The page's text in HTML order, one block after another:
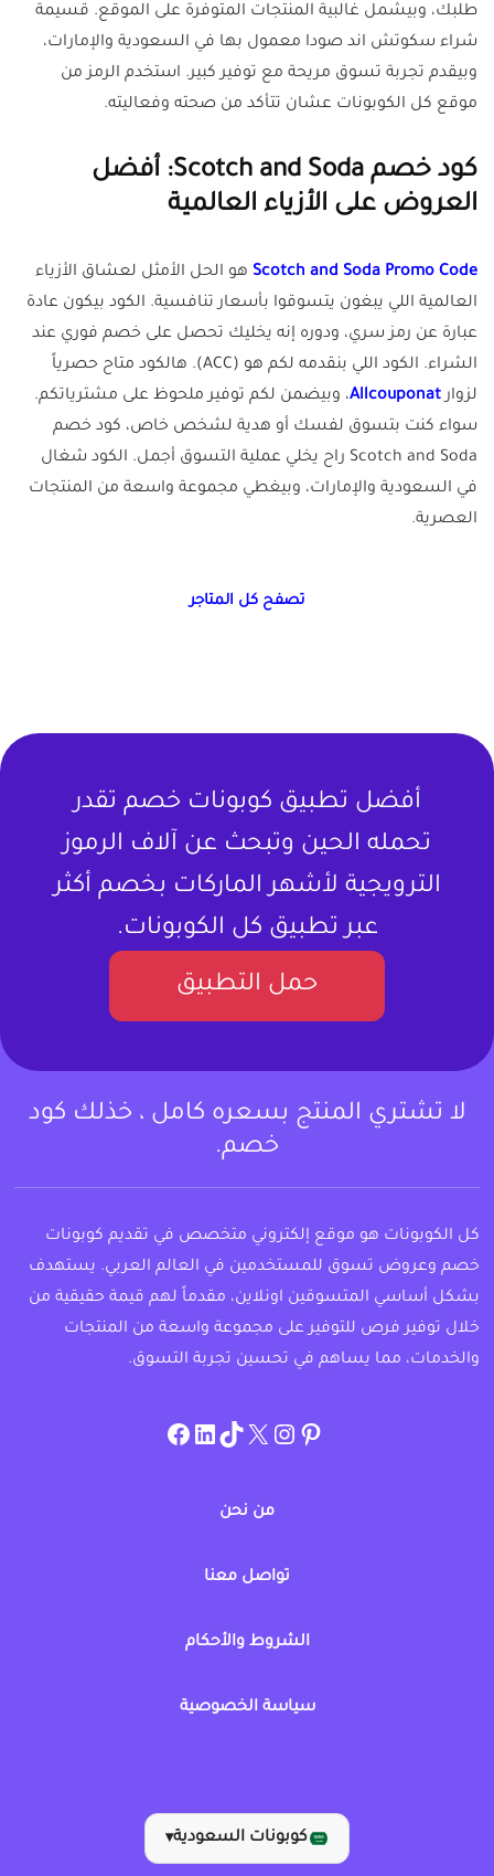
طلبك، وبيشمل غالبية المنتجات المتوفرة على الموقع. قسيمة
شراء سكوتش اند صودا معمول بها في السعودية والإمارات،
وبيقدم تجربة تسوق مريحة مع توفير كبير. استخدم الرمز من
موقع كل الكوبونات عشان تتأكد من صحته وفعاليته.
كود خصم Scotch and Soda: أفضل
العروض على الأزياء العالمية
Scotch and Soda Promo Code هو الحل الأمثل لعشاق الأزياء
العالمية اللي يبغون يتسوقوا بأسعار تنافسية. الكود بيكون عادة
عبارة عن رمز سري، ودوره إنه يخليك تحصل على خصم فوري عند
الشراء. الكود اللي بنقدمه لكم هو (ACC). هالكود متاح حصرياً
لزوارAllcouponat، وبيضمن لكم توفير ملحوظ على مشترياتكم.
سواء كنت بتسوق لفسك أو هدية لشخص خاص، كود خصم
Scotch and Soda راح يخلي عملية التسوق أجمل. الكود شغال
في السعودية والإمارات، وبيغطي مجموعة واسعة من المنتجات
العصرية.
تصفح كل المتاجر
أفضل تطبيق كوبونات خصم تقدر
تحمله الحين وتبحث عن آلاف الرموز
الترويجية لأشهر الماركات بخصم أكثر
عبر تطبيق كل الكوبونات.
حمل التطبيق
لا تشتري المنتج بسعره كامل ، خذلك كود
خصم.
كل الكوبونات هو موقع إلكتروني متخصص في تقديم كوبونات
خصم وعروض تسوق للمستخدمين في العالم العربي. يستهدف
بشكل أساسي المتسوقين اونلاين، مقدماً لهم قيمة حقيقية من
خلال توفير فرص للتوفير على مجموعة واسعة من المنتجات
والخدمات، مما يساهم في تحسين تجربة التسوق.
pinterest
allcouponat
twitter
TikTok
linkedin
facebook
من نحن
تواصل معنا
الشروط والأحكام
سياسة الخصوصية
كوبونات السعودية▾